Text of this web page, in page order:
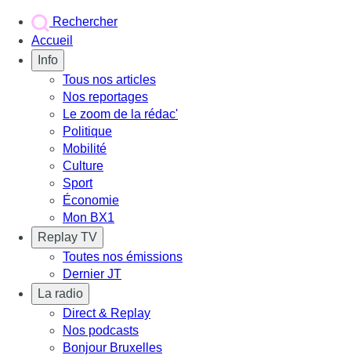
Rechercher
Accueil
Info
Tous nos articles
Nos reportages
Le zoom de la rédac'
Politique
Mobilité
Culture
Sport
Économie
Mon BX1
Replay TV
Toutes nos émissions
Dernier JT
La radio
Direct & Replay
Nos podcasts
Bonjour Bruxelles